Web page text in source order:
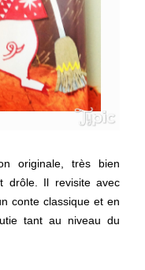
originale, très bien
drôle. Il revisite avec
conte classique et en
tant au niveau du